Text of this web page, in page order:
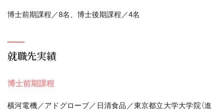
博士前期課程／8名、博士後期課程／4名
就職先実績
博士前期課程
横河電機／アドグローブ／日清食品／東京都立大学大学院（進